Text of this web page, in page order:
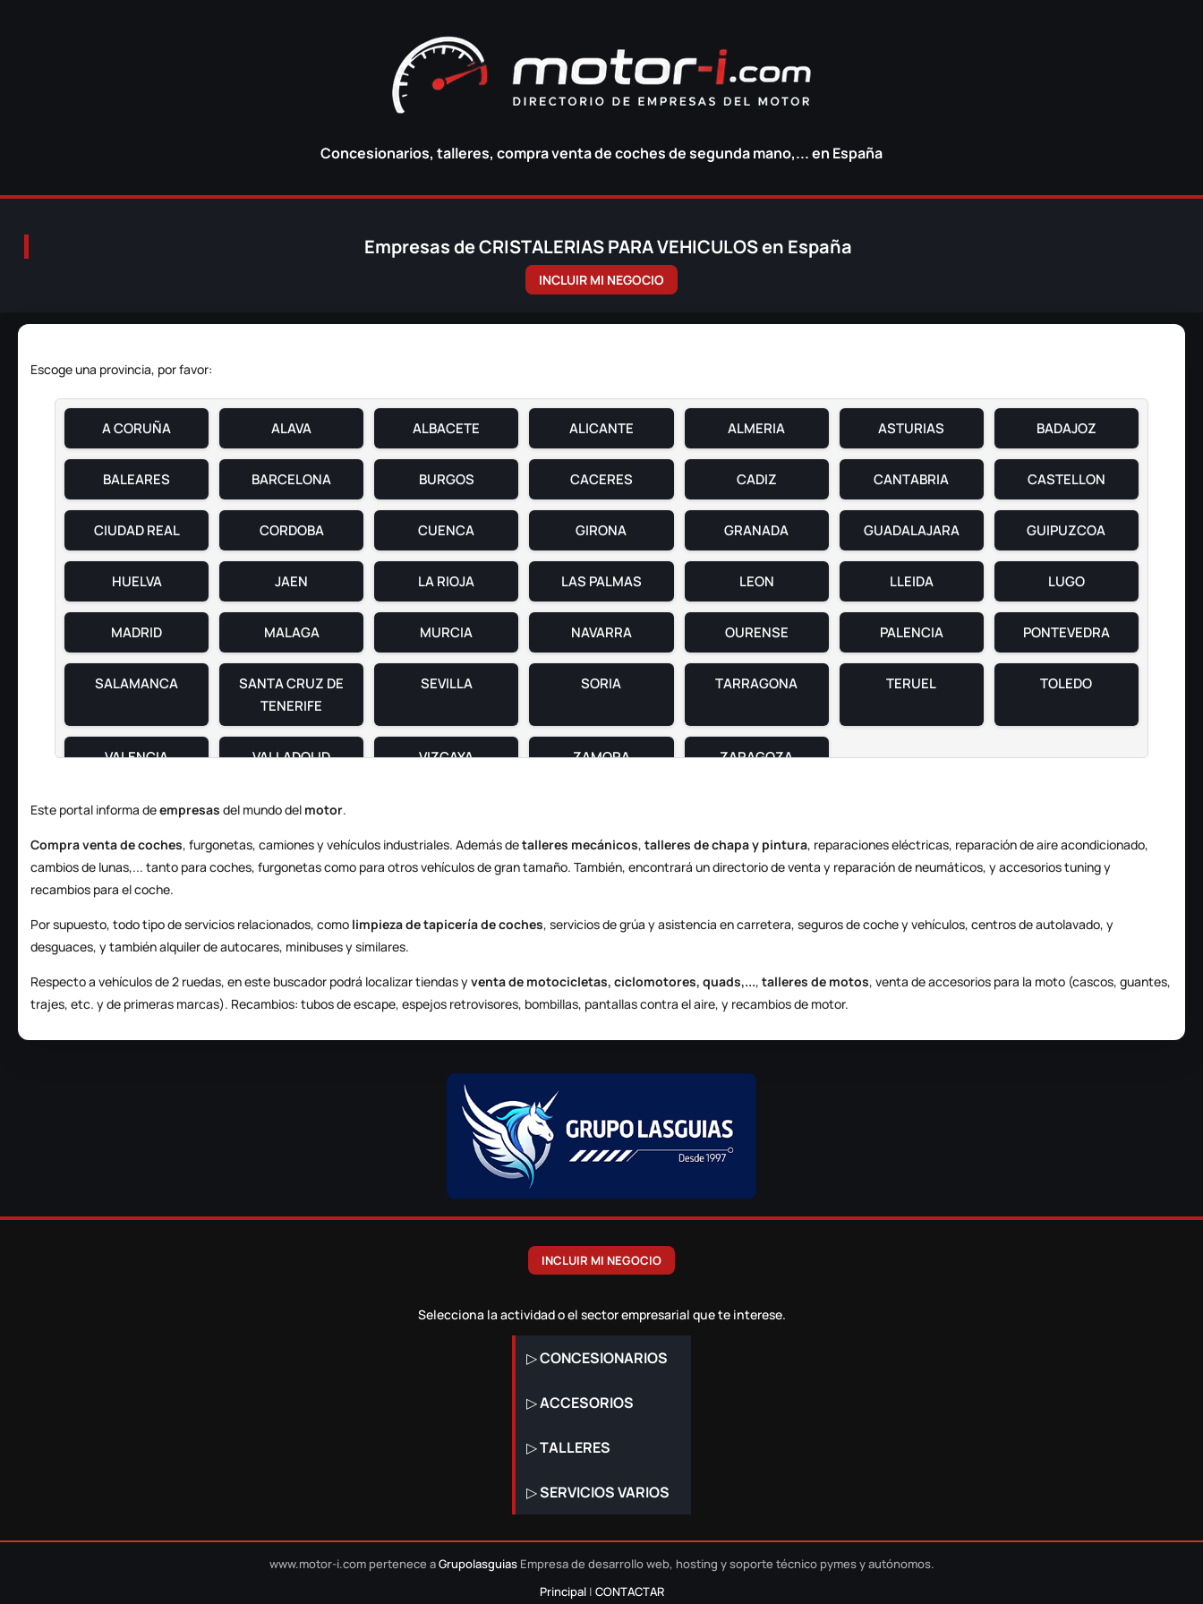
Concesionarios, talleres, compra venta de coches de segunda mano,... en España
Empresas de CRISTALERIAS PARA VEHICULOS en España
INCLUIR MI NEGOCIO
Escoge una provincia, por favor:
A CORUÑA ALAVA ALBACETE ALICANTE ALMERIA ASTURIAS BADAJOZ
BALEARES BARCELONA BURGOS CACERES CADIZ CANTABRIA CASTELLON
CIUDAD REAL CORDOBA CUENCA GIRONA GRANADA GUADALAJARA GUIPUZCOA
HUELVA JAEN LA RIOJA LAS PALMAS LEON LLEIDA LUGO
MADRID MALAGA MURCIA NAVARRA OURENSE PALENCIA PONTEVEDRA
SALAMANCA
SANTA CRUZ DE
TENERIFE
SEVILLA SORIA TARRAGONA TERUEL TOLEDO
VALENCIA VALLADOLID VIZCAYA ZAMORA ZARAGOZA
Este portal informa deempresas del mundo del motor.
Compra venta de coches, furgonetas, camiones y vehículos industriales. Además detalleres mecánicos, talleres de chapa y pintura, reparaciones eléctricas, reparación de aire acondicionado,
cambios de lunas,... tanto para coches, furgonetas como para otros vehículos de gran tamaño. También, encontrará un directorio de venta y reparación de neumáticos, y accesorios tuning y
recambios para el coche.
Por supuesto, todo tipo de servicios relacionados, como limpieza de tapicería de coches, servicios de grúa y asistencia en carretera, seguros de coche y vehículos, centros de autolavado, y
desguaces, y también alquiler de autocares, minibuses y similares.
Respecto a vehículos de 2 ruedas, en este buscador podrá localizar tiendas yventa de motocicletas, ciclomotores, quads,..., talleres de motos, venta de accesorios para la moto (cascos, guantes,
trajes, etc. y de primeras marcas). Recambios: tubos de escape, espejos retrovisores, bombillas, pantallas contra el aire, y recambios de motor.
INCLUIR MI NEGOCIO
Selecciona la actividad o el sector empresarial que te interese.
▷CONCESIONARIOS
▷ACCESORIOS
▷TALLERES
▷SERVICIOS VARIOS
www.motor-i.com pertenece aGrupolasguiasEmpresa de desarrollo web, hosting y soporte técnico pymes y autónomos.
Principal| CONTACTAR